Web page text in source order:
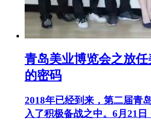
青岛美业博览会之放
的密码
2018年已经到来，第二届青
入了积极备战之中。6月21